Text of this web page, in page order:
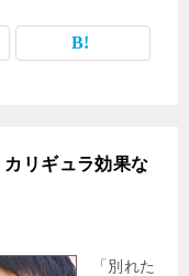
リギュラ効果な
「別れた